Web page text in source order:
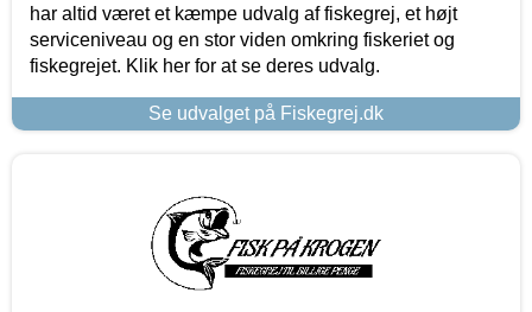
har altid været et kæmpe udvalg af fiskegrej, et højt
serviceniveau og en stor viden omkring fiskeriet og
fiskegrejet. Klik her for at se deres udvalg.
Se udvalget på Fiskegrej.dk